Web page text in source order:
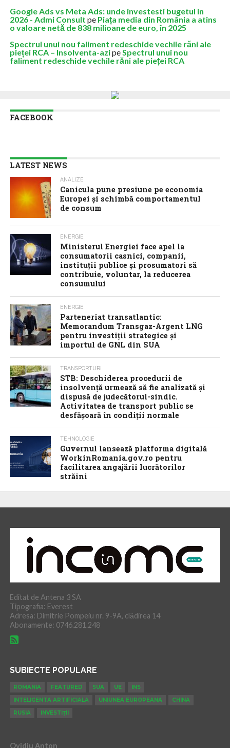
Google Ads vs Meta Ads: unde investesti bugetul in
2026 - Admi Consult pe Piața media din România a atins
o valoare netă de 838 milioane de euro, în 2025
Spectrul unui nou faliment redeschide vechile răni ale
pieței RCA – Insolventa-azipeSpectrul unui nou
faliment redeschide vechile răni ale pieței RCA
FACEBOOK
LATEST NEWS
ANALIZE
Canicula pune presiune pe economia
Europei și schimbă comportamentul
de consum
ENERGIE
Ministerul Energiei face apel la
consumatorii casnici, companii,
instituții publice și prosumatori să
contribuie, voluntar, la reducerea
consumului
ENERGIE
Parteneriat transatlantic:
Memorandum Transgaz-Argent LNG
pentru investiții strategice și
importul de GNL din SUA
TRANSPORTURI
STB: Deschiderea procedurii de
insolvență urmează să fie analizată și
dispusă de judecătorul-sindic.
Activitatea de transport public se
desfășoară în condiții normale
TEHNOLOGIE
Guvernul lansează platforma digitală
WorkinRomania.gov.ro pentru
facilitarea angajării lucrătorilor
străini
Editat de Antena 3 SA
Tipografia: Everest
Adresa: Dimitrie Pompeiu nr. 9-9A, clădirea 14
Abonamente: 0746.281.248
SUBIECTE POPULARE
ROMANIA FEATURED SUA UE
INS
INTELIGENTA ARTIFICIALA
UNIUNEA EUROPEANA
CHINA
RUSIA
INVESTIȚII
Ovidiu Anton